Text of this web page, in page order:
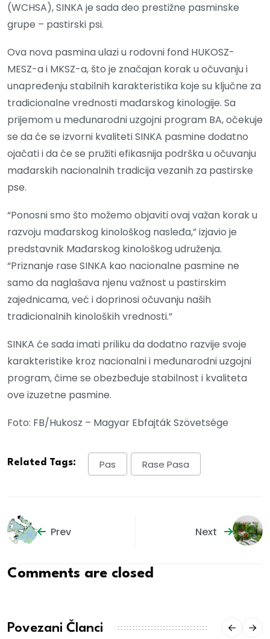
(WCHSA), SINKA je sada deo prestižne pasminske
grupe – pastirski psi.
Ova nova pasmina ulazi u rodovni fond HUKOSZ-
MESZ-a i MKSZ-a, što je značajan korak u očuvanju i
unapređenju stabilnih karakteristika koje su ključne za
tradicionalne vrednosti mađarskog kinologije. Sa
prijemom u međunarodni uzgojni program BA, očekuje
se da će se izvorni kvaliteti SINKA pasmine dodatno
ojačati i da će se pružiti efikasnija podrška u očuvanju
mađarskih nacionalnih tradicija vezanih za pastirske
pse.
“Ponosni smo što možemo objaviti ovaj važan korak u
razvoju mađarskog kinološkog nasleđa,” izjavio je
predstavnik Mađarskog kinološkog udruženja.
“Priznanje rase SINKA kao nacionalne pasmine ne
samo da naglašava njenu važnost u pastirskim
zajednicama, već i doprinosi očuvanju naših
tradicionalnih kinoloških vrednosti.”
SINKA će sada imati priliku da dodatno razvije svoje
karakteristike kroz nacionalni i međunarodni uzgojni
program, čime se obezbeđuje stabilnost i kvaliteta
ove izuzetne pasmine.
Foto: FB/Hukosz – Magyar Ebfajták Szövetsége
Related Tags: Pas Rase Pasa
Prev Next
Comments are closed
Povezani Članci